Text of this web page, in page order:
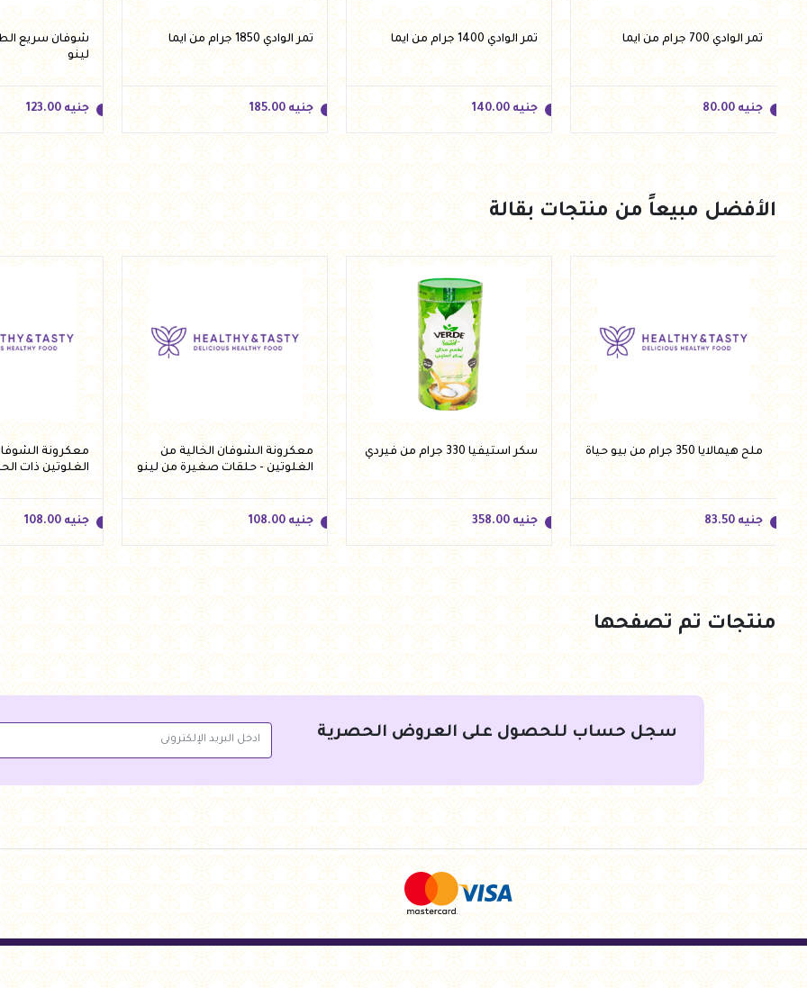
تمر الوادي 700 جرام من ايما
جنيه 80.00
جنيه 80.00
تمر الوادي 1400 جرام من ايما
جنيه 140.00
جنيه 140.00
أضف للسلة
تمر الوادي 1850 جرام من ايما
جنيه 185.00
جنيه 185.00
لينو
جنيه 123.00
جنيه 123.00
الأفضل مبيعاً من منتجات بقالة
ملح هيمالايا 350 جرام من بيو حياة
جنيه 83.50
جنيه 83.50
أضف للسلة
سكر استيفيا 330 جرام من فيردي
جنيه 358.00
جنيه 358.00
أضف للسلة
معكرونة الشوفان الخالية من
الغلوتين - حلقات صغيرة من لينو
250 جرام
جنيه 108.00
جنيه 108.00
أضف للسلة
معكرونة
الغلوتين ذات
لينو 250 جرام
جنيه 108.00
جنيه 108.00
منتجات تم تصفحها
سجل حساب للحصول على العروض الحصرية